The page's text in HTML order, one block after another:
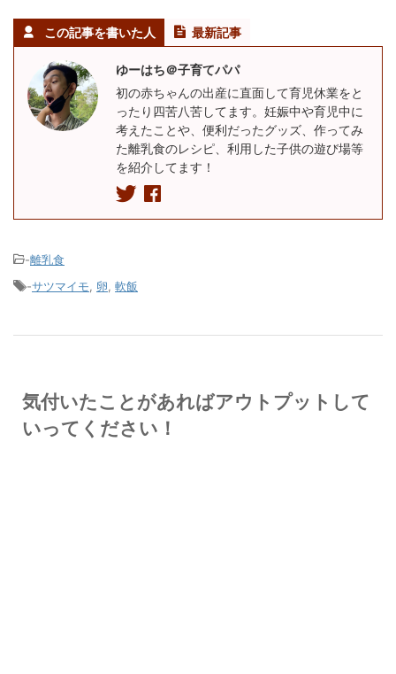
この記事を書いた人 最新記事
ゆーはち＠子育てパパ
初の赤ちゃんの出産に直面して育児休業をと
ったり四苦八苦してます。妊娠中や育児中に
考えたことや、便利だったグッズ、作ってみ
た離乳食のレシピ、利用した子供の遊び場等
を紹介してます！
-離乳食
-サツマイモ 卵 軟飯
気付いたことがあればアウトプットして
いってください！